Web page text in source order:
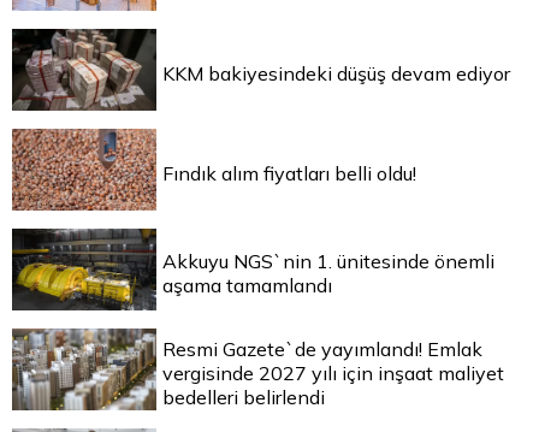
KKM bakiyesindeki düşüş devam ediyor
Fındık alım fiyatları belli oldu!
Akkuyu NGS`nin 1. ünitesinde önemli
aşama tamamlandı
Resmi Gazete`de yayımlandı! Emlak
vergisinde 2027 yılı için inşaat maliyet
bedelleri belirlendi